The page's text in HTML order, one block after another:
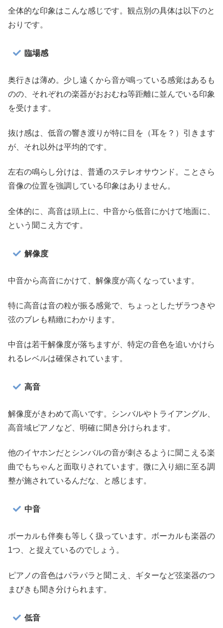
全体的な印象はこんな感じです。観点別の具体は以下のと
おりです。
臨場感
奥行きは薄め。少し遠くから音が鳴っている感覚はあるも
のの、それぞれの楽器がおおむね等距離に並んでいる印象
を受けます。
抜け感は、低音の響き渡りが特に目を（耳を？）引きます
が、それ以外は平均的です。
左右の鳴らし分けは、普通のステレオサウンド。ことさら
音像の位置を強調している印象はありません。
全体的に、高音は頭上に、中音から低音にかけて地面に、
という聞こえ方です。
解像度
中音から高音にかけて、解像度が高くなっています。
特に高音は音の粒が振る感覚で、ちょっとしたザラつきや
弦のブレも精緻にわかります。
中音は若干解像度が落ちますが、特定の音色を追いかけら
れるレベルは確保されています。
高音
解像度がきわめて高いです。シンバルやトライアングル、
高音域ピアノなど、明確に聞き分けられます。
他のイヤホンだとシンバルの音が刺さるように聞こえる楽
曲でもちゃんと面取りされています。微に入り細に至る調
整が施されているんだな、と感じます。
中音
ボーカルも伴奏も等しく扱っています。ボーカルも楽器の
1つ、と捉えているのでしょう。
ピアノの音色はパラパラと聞こえ、ギターなど弦楽器のつ
まびきも聞き分けられます。
低音